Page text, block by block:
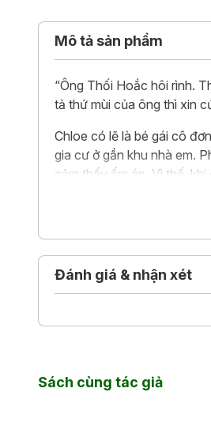
Mô tả sản phẩm
“Ông Thối Hoắc hôi rình.
tả thứ mùi của ông thì xin
Chloe có lẽ là bé gái cô
gia cư ở gần khu nhà em.
cảm thấy ấm áp. Vì thế,
Giờ Chloe phải đảm bảo
Thối Hoắc cũng đang che
"Một câu chuyện lý thú,
Đánh giá & nhận xét
Sách cùng tác giả